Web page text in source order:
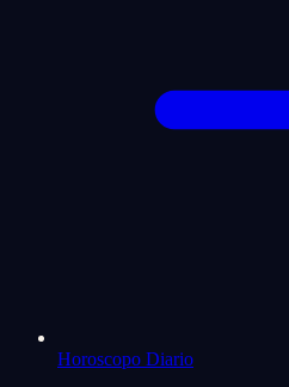
Horoscopo Diario